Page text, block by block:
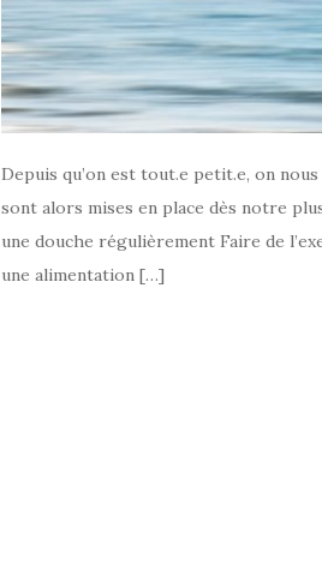
Depuis qu’on est tout.e petit.e, on
sont alors mises en place dès notre
une douche régulièrement Faire de
une alimentation […]